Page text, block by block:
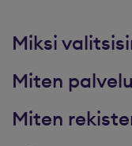
Miksi
Miten
Miten